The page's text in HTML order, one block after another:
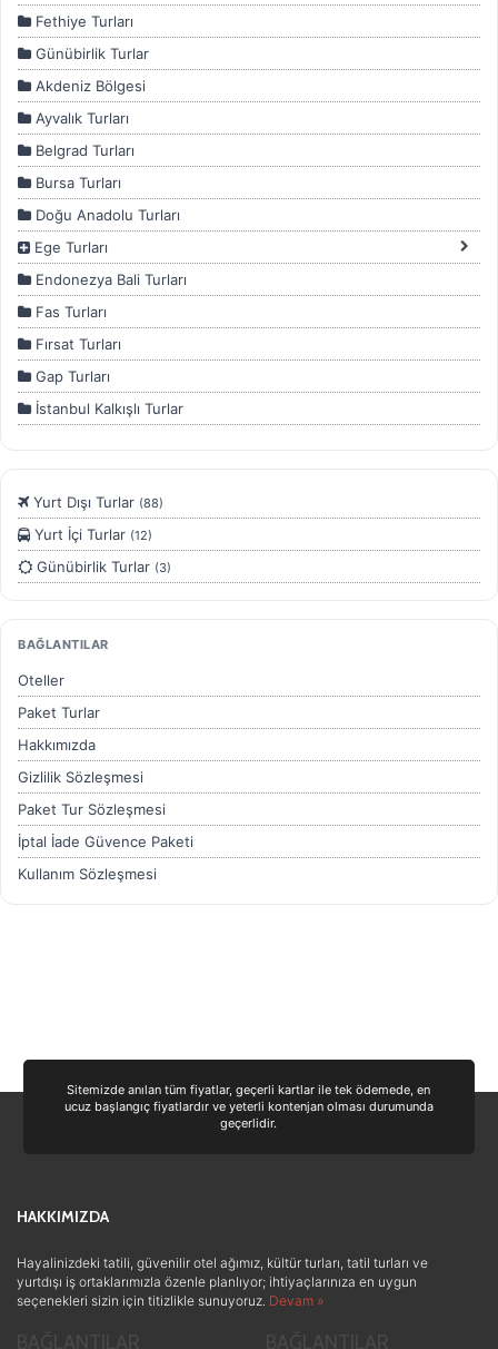
Fethiye Turları
Günübirlik Turlar
Akdeniz Bölgesi
Ayvalık Turları
Belgrad Turları
Bursa Turları
Doğu Anadolu Turları
Ege Turları
Endonezya Bali Turları
Fas Turları
Fırsat Turları
Gap Turları
İstanbul Kalkışlı Turlar
Kapadokya Turları
Karadeniz Turları
Kurban Bayramı Özel Turlar
Marmara Bölgesi
Orta Avrupa Turları
Ramazan Bayramı Turları
Rusya Turları
Safranbolu Turları
Sömestir Turları
Turistik Doğu Ekspresi Turları
Yurt Dışı Turlar (88)
Yurt İçi Turlar (12)
Günübirlik Turlar (3)
BAĞLANTILAR
Oteller
Paket Turlar
Hakkımızda
Gizlilik Sözleşmesi
Paket Tur Sözleşmesi
İptal İade Güvence Paketi
Kullanım Sözleşmesi
Sitemizde anılan tüm fiyatlar, geçerli kartlar ile tek ödemede, en
ucuz başlangıç fiyatlardır ve yeterli kontenjan olması durumunda
geçerlidir.
HAKKIMIZDA
Hayalinizdeki tatili, güvenilir otel ağımız, kültür turları, tatil turları ve
yurtdışı iş ortaklarımızla özenle planlıyor; ihtiyaçlarınıza en uygun
seçenekleri sizin için titizlikle sunuyoruz. Devam »